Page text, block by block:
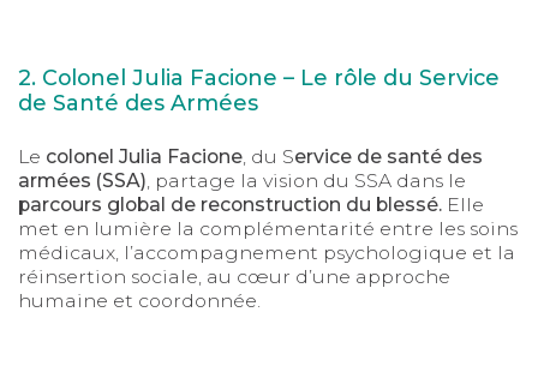
2. Colonel Julia Facione – Le rôle du Service
de Santé des Armées
Le colonel Julia Facione, du Service de santé des
armées (SSA) , partage la vision du SSA dans le
parcours global de reconstruction du blessé.Elle
met en lumière la complémentarité entre les soins
médicaux, l’accompagnement psychologique et la
réinsertion sociale, au cœur d’une approche
humaine et coordonnée.